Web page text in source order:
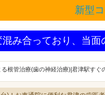
新型
混み合っており、当
根管治療(歯の神経治療)|君津駅すぐ